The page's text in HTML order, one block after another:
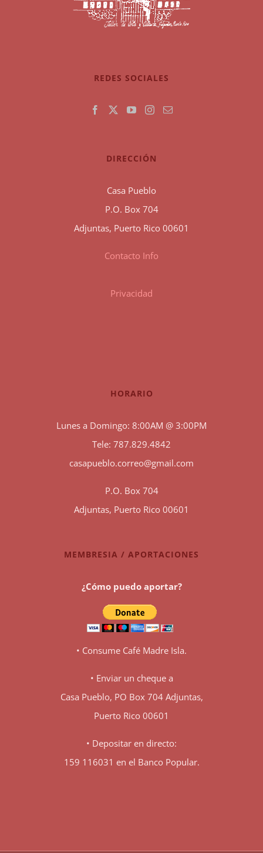
REDES SOCIALES
DIRECCIÓN
Casa Pueblo
P.O. Box 704
Adjuntas, Puerto Rico 00601
Contacto Info
Privacidad
HORARIO
Lunes a Domingo: 8:00AM @ 3:00PM
Tele: 787.829.4842
casapueblo.correo@gmail.com
P.O. Box 704
Adjuntas, Puerto Rico 00601
MEMBRESIA / APORTACIONES
¿Cómo puedo aportar?
• Consume Café Madre Isla.
• Enviar un cheque a
Casa Pueblo, PO Box 704 Adjuntas,
Puerto Rico 00601
• Depositar en directo:
159 116031 en el Banco Popular.